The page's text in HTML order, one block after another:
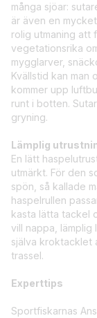
många sjöar:
är även en
rolig utmaning att
vegetationsrika
mygglarver,
Kvällstid kan
kommer upp
runt i botten.
gryning.
Lämplig
En lätt
utmärkt. För den
spön, så kallade
haspelrullen
kasta lätta tackel
vill nappa, lämplig
själva kroktacklet
trassel.
Experttips
Sportfiskarnas